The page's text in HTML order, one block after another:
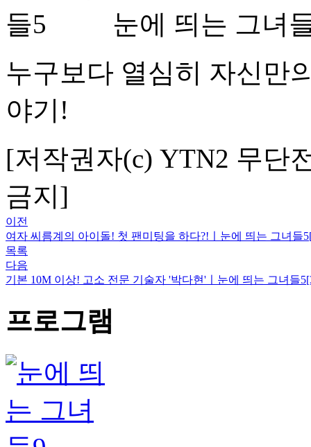
눈에 띄는 그녀
누구보다 열심히 자신만
야기!
[저작권자(c) YTN2 무단
금지]
이전
여자 씨름계의 아이돌! 첫 팬미팅을 하다?!ㅣ눈에 띄는 그녀들
목록
다음
기본 10M 이상! 고소 전문 기술자 '박다현'ㅣ눈에 띄는 그녀들
프로그램